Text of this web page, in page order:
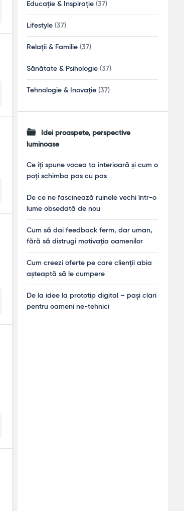
Educație & Inspirație (37)
Lifestyle (37)
Relații & Familie (37)
Sănătate & Psihologie (37)
Tehnologie & Inovație (37)
Idei proaspete, perspective
luminoase
Ce îți spune vocea ta interioară și cum o
poți schimba pas cu pas
De ce ne fascinează ruinele vechi într-o
lume obsedată de nou
Cum să dai feedback ferm, dar uman,
fără să distrugi motivația oamenilor
Cum creezi oferte pe care clienții abia
așteaptă să le cumpere
De la idee la prototip digital – pași clari
pentru oameni ne-tehnici